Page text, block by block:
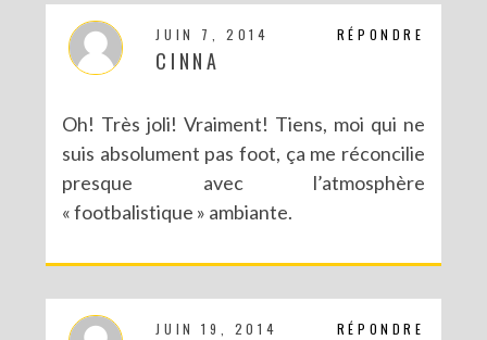
RÉPONDRE
JUIN 7, 2014
CINNA
Oh! Très joli! Vraiment! Tiens, moi qui ne
suis absolument pas foot, ça me réconcilie
presque avec l’atmosphère
« footbalistique » ambiante.
RÉPONDRE
JUIN 19, 2014